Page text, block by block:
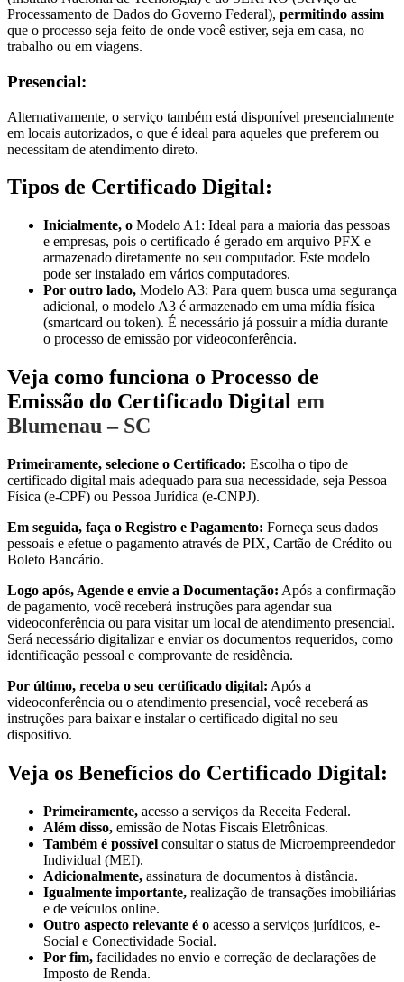
Processamento de Dados do Governo Federal), permitindo assim
que o processo seja feito de onde você estiver, seja em casa, no
trabalho ou em viagens.
Presencial:
Alternativamente, o serviço também está disponível presencialmente
em locais autorizados, o que é ideal para aqueles que preferem ou
necessitam de atendimento direto.
Tipos de Certificado Digital:
Inicialmente, o Modelo A1: Ideal para a maioria das pessoas
e empresas, pois o certificado é gerado em arquivo PFX e
armazenado diretamente no seu computador. Este modelo
pode ser instalado em vários computadores.
Por outro lado, Modelo A3: Para quem busca uma segurança
adicional, o modelo A3 é armazenado em uma mídia física
(smartcard ou token). É necessário já possuir a mídia durante
o processo de emissão por videoconferência.
Veja como funciona o Processo de
Emissão do Certificado Digital em
Blumenau – SC
Primeiramente, selecione o Certificado: Escolha o tipo de
certificado digital mais adequado para sua necessidade, seja Pessoa
Física (e-CPF) ou Pessoa Jurídica (e-CNPJ).
Em seguida, faça o Registro e Pagamento: Forneça seus dados
pessoais e efetue o pagamento através de PIX, Cartão de Crédito ou
Boleto Bancário.
Logo após, Agende e envie a Documentação: Após a confirmação
de pagamento, você receberá instruções para agendar sua
videoconferência ou para visitar um local de atendimento presencial.
Será necessário digitalizar e enviar os documentos requeridos, como
identificação pessoal e comprovante de residência.
Por último, receba o seu certificado digital: Após a
videoconferência ou o atendimento presencial, você receberá as
instruções para baixar e instalar o certificado digital no seu
dispositivo.
Veja os Benefícios do Certificado Digital:
Primeiramente, acesso a serviços da Receita Federal.
Além disso, emissão de Notas Fiscais Eletrônicas.
Também é possível consultar o status de Microempreendedor
Individual (MEI).
Adicionalmente, assinatura de documentos à distância.
Igualmente importante, realização de transações imobiliárias
e de veículos online.
Outro aspecto relevante é o acesso a serviços jurídicos, e-
Social e Conectividade Social.
Por fim, facilidades no envio e correção de declarações de
Imposto de Renda.